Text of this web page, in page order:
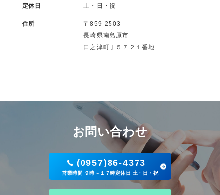
定休日 土・日・祝
住所
〒859-2503
長崎県南島原市
口之津町丁５７２１番地
お問い合わせ
(0957)86-4373
営業時間 ９時～１７時定休日 土・日・祝